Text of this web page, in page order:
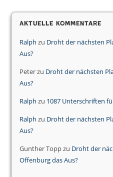
Aktuelle Kommentare
Ralph zu Droht der nächsten
Aus?
Peterzu Droht der nächsten
Aus?
Ralph zu 1087 Unterschriften
Ralph zu Droht der nächsten
Aus?
Gunther Toppzu Droht der
Offenburg das Aus?